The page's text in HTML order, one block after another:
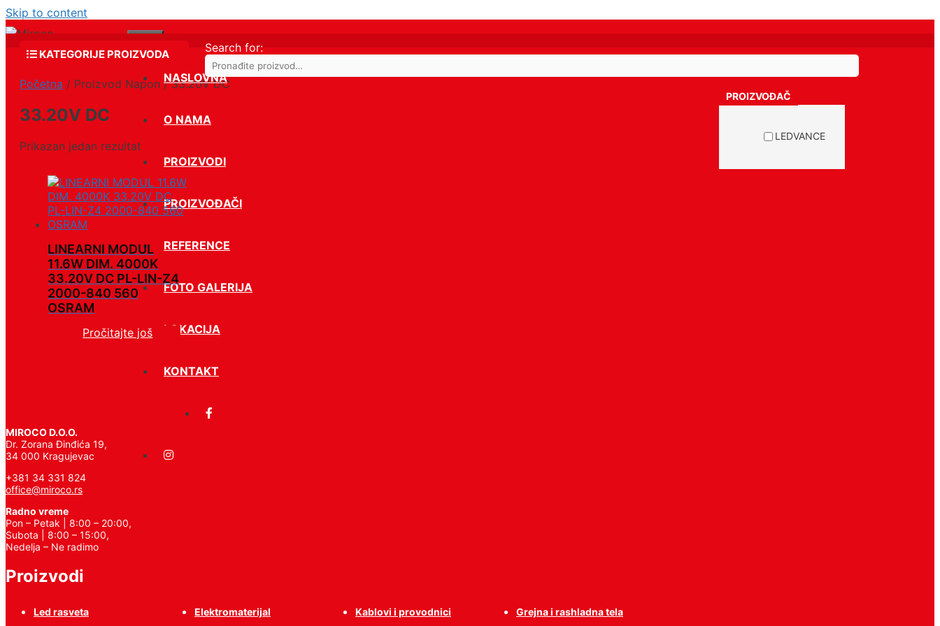
Skip to content
NASLOVNA
O NAMA
PROIZVODI
PROIZVOĐAČI
REFERENCE
FOTO GALERIJA
LOKACIJA
KONTAKT
KATEGORIJE PROIZVODA Search for:
Elektromaterijal
Kablovi i provodnici
Grejna i rashladna tela
Interfoni i kontrola pristupa
Rezrevni delovi za belu
tehniku
Alati
Okov
Ventilacijoni uredjaji i oprema
Vijačna (šrafovska) roba
Zaštitna oprema
Početna / Proizvod Napon / 33.20V DC
33.20V DC
Prikazan jedan rezultat
LINEARNI MODUL
11.6W DIM. 4000K
33.20V DC PL-LIN-Z4
2000-840 560
OSRAM
Pročitajte još
PROIZVOĐAČ
LEDVANCE
MIROCO D.O.O.
Dr. Zorana Đinđića 19,
34 000 Kragujevac
+381 34 331 824
office@miroco.rs
Radno vreme
Pon – Petak | 8:00 – 20:00,
Subota | 8:00 – 15:00,
Nedelja – Ne radimo
Proizvodi
Led rasveta Elektromaterijal Kablovi i provodnici Grejna i rashladna tela